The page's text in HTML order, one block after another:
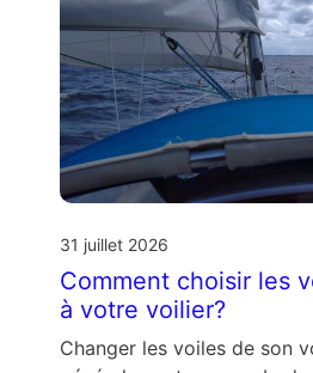
31 juillet 2026
Comment choisir les
à votre voilier?
Changer les voiles de son